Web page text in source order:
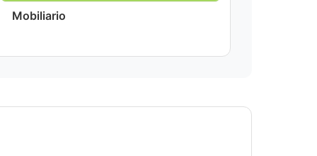
Mobiliario